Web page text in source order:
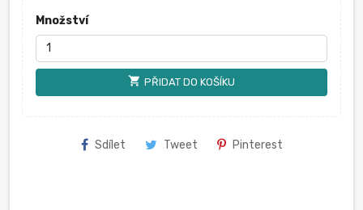
Množství
shopping_cart PŘIDAT DO KOŠÍKU
Sdílet Tweet Pinterest